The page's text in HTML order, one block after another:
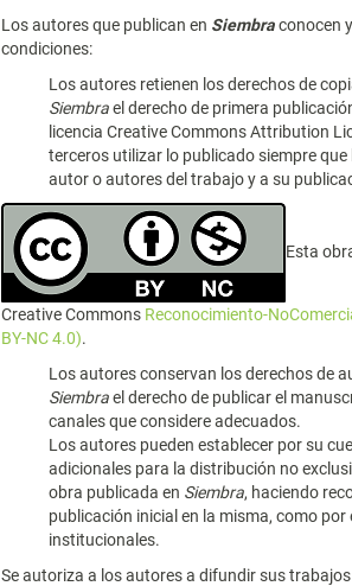
Los autores que publican en Siembraconocen
condiciones:
Los autores retienen los derechos de
Siembrael derecho de primera
licencia Creative Commons Attribution
terceros utilizar lo publicado siempre que
autor o autores del trabajo y a su
Esta
Creative Commons Reconocimiento-
BY-NC 4.0).
Los autores conservan los derechos de
Siembrael derecho de publicar el
canales que considere adecuados.
Los autores pueden establecer por su
adicionales para la distribución no
obra publicada en Siembra, haciendo
publicación inicial en la misma, como
institucionales.
Se autoriza a los autores a difundir sus